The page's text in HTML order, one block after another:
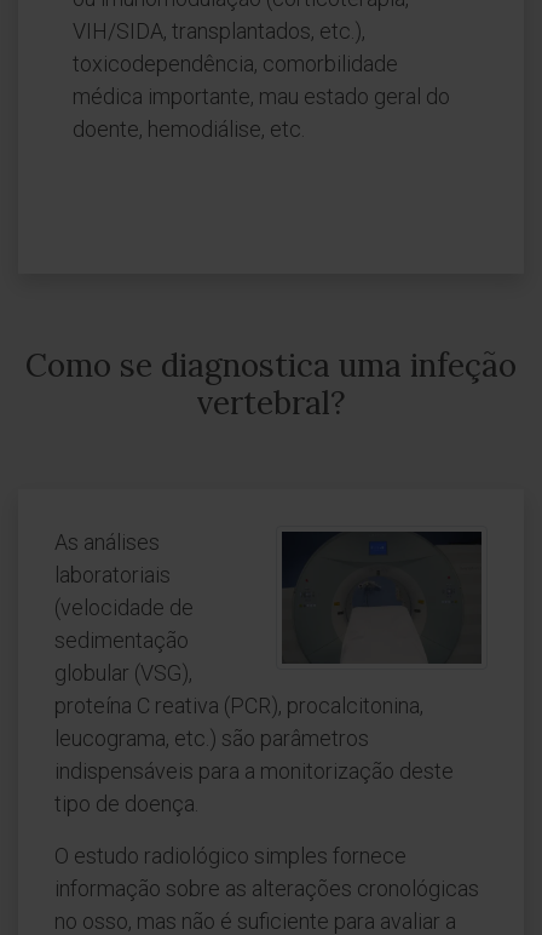
VIH/SIDA, transplantados, etc.),
toxicodependência, comorbilidade
médica importante, mau estado geral do
doente, hemodiálise, etc.
Como se diagnostica uma infeção
vertebral?
As análises
laboratoriais
(velocidade de
sedimentação
globular (VSG),
proteína C reativa (PCR), procalcitonina,
leucograma, etc.) são parâmetros
indispensáveis para a monitorização deste
tipo de doença.
O estudo radiológico simples fornece
informação sobre as alterações cronológicas
no osso, mas não é suficiente para avaliar a